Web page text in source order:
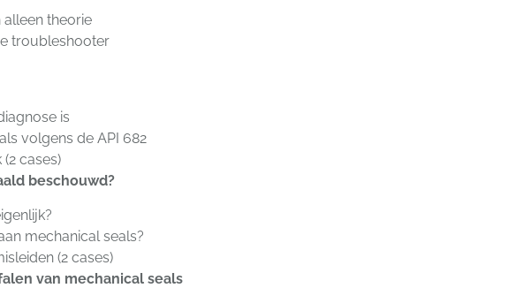
theorie
troubleshooter
is
volgens de API 682
cases)
beschouwd?
mechanical seals?
(2 cases)
van mechanical seals